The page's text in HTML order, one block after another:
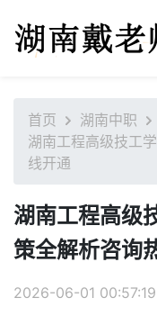
首页
湖南中职
湖南工程高级技工
线开通
湖南工程高级
策全解析咨询
2026-06-01 00:57:19